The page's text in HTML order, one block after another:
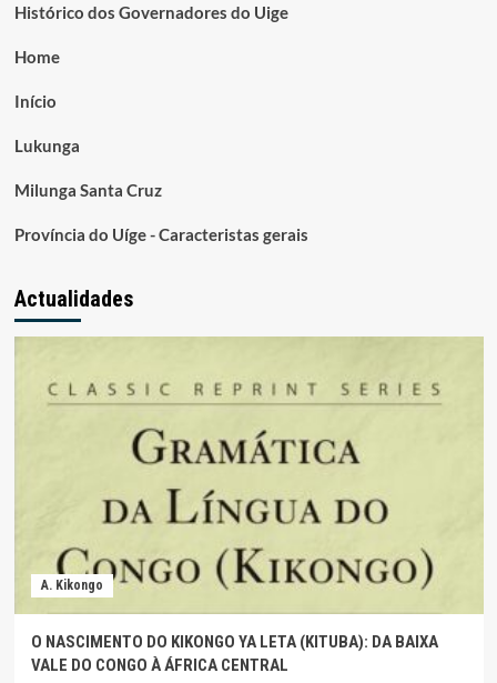
Histórico dos Governadores do Uige
Home
Início
Lukunga
Milunga Santa Cruz
Província do Uíge - Caracteristas gerais
Actualidades
A. Kikongo
O NASCIMENTO DO KIKONGO YA LETA (KITUBA): DA BAIXA
VALE DO CONGO À ÁFRICA CENTRAL